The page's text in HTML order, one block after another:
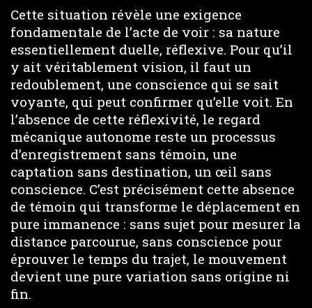
Cette situation révèle une exigence
fondamentale de l’acte de voir : sa nature
essentiellement duelle, réflexive. Pour qu’il
y ait véritablement vision, il faut un
redoublement, une conscience qui se sait
voyante, qui peut confirmer qu’elle voit. En
l’absence de cette réflexivité, le regard
mécanique autonome reste un processus
d’enregistrement sans témoin, une
captation sans destination, un œil sans
conscience. C’est précisément cette absence
de témoin qui transforme le déplacement en
pure immanence : sans sujet pour mesurer la
distance parcourue, sans conscience pour
éprouver le temps du trajet, le mouvement
devient une pure variation sans origine ni
fin.